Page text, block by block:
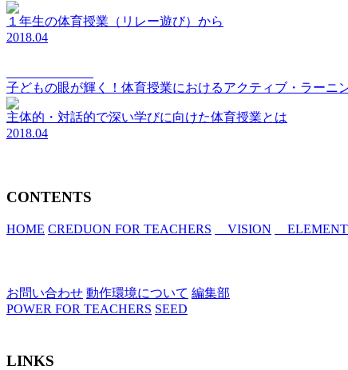
１年生の体育授業（リレー遊び）から
2018.04
子どもの眼が輝く！体育授業におけるアクティブ・ラーニ
主体的・対話的で深い学びに向けた体育授業とは
2018.04
CONTENTS
HOME CREDUON FOR TEACHERS VISION
お問い合わせ 動作環境について 編集部
POWER FOR TEACHERS SEED
LINKS